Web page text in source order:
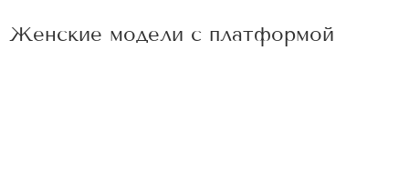
Женские модели с платформой